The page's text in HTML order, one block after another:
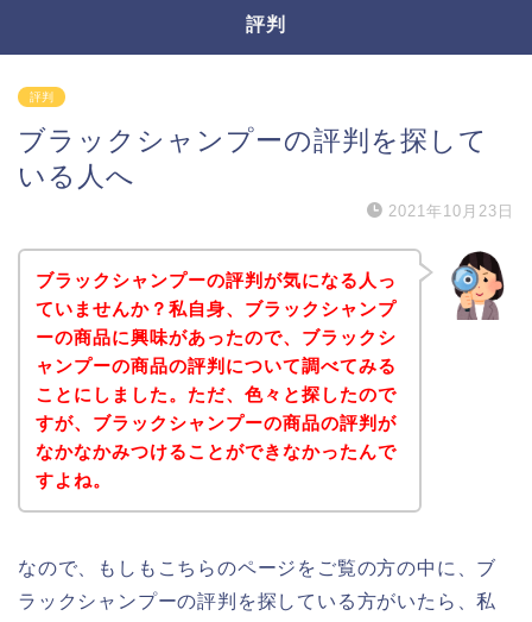
評判
評判
ブラックシャンプーの評判を探して
いる人へ
2021年10月23日
ブラックシャンプーの評判が気になる人っ
ていませんか？私自身、ブラックシャンプ
ーの商品に興味があったので、ブラックシ
ャンプーの商品の評判について調べてみる
ことにしました。ただ、色々と探したので
すが、ブラックシャンプーの商品の評判が
なかなかみつけることができなかったんで
すよね。
なので、もしもこちらのページをご覧の方の中に、ブ
ラックシャンプーの評判を探している方がいたら、私